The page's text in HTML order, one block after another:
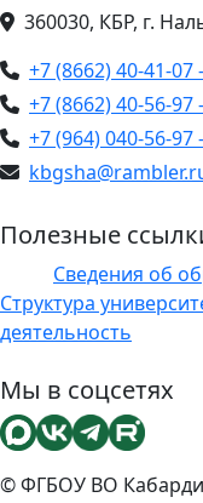
360030, КБР, г.
+7 (8662) 40-41-
+7 (8662) 40-56-
+7 (964) 040-56-
Полезные
Сведения об
Структура
деятельность
Мы в соцсетях
© ФГБОУ ВО